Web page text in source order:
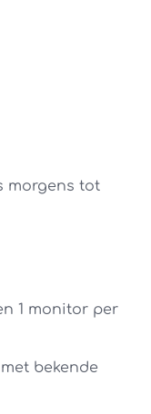
morgens tot
1 monitor per
bekende